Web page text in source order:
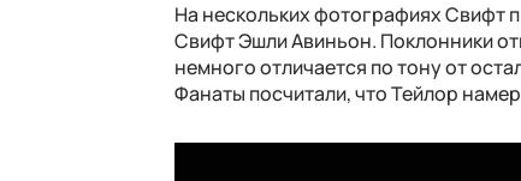
На нескольких фотографиях Свифт
Свифт Эшли Авиньон. Поклонники
немного отличается по тону от
Фанаты посчитали, что Тейлор